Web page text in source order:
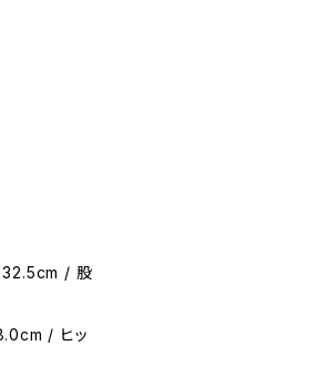
/ 股
/ ヒッ